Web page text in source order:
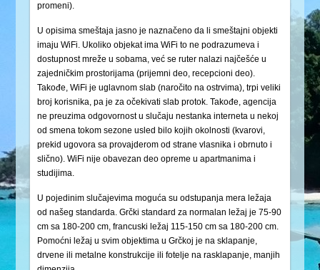
promeni).
U opisima smeštaja jasno je naznačeno da li smeštajni objekti
imaju WiFi. Ukoliko objekat ima WiFi to ne podrazumeva i
dostupnost mreže u sobama, već se ruter nalazi najčešće u
zajedničkim prostorijama (prijemni deo, recepcioni deo).
Takođe, WiFi je uglavnom slab (naročito na ostrvima), trpi veliki
broj korisnika, pa je za očekivati slab protok. Takođe, agencija
ne preuzima odgovornost u slučaju nestanka interneta u nekoj
od smena tokom sezone usled bilo kojih okolnosti (kvarovi,
prekid ugovora sa provajderom od strane vlasnika i obrnuto i
slično). WiFi nije obavezan deo opreme u apartmanima i
studijima.
U pojedinim slučajevima moguća su odstupanja mera ležaja
od našeg standarda. Grčki standard za normalan ležaj je 75-90
cm sa 180-200 cm, francuski ležaj 115-150 cm sa 180-200 cm.
Pomoćni ležaj u svim objektima u Grčkoj je na sklapanje,
drvene ili metalne konstrukcije ili fotelje na rasklapanje, manjih